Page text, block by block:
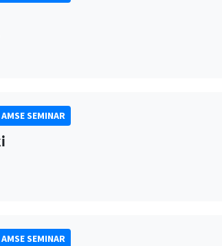
AMSE SEMINAR
AMSE SEMINAR